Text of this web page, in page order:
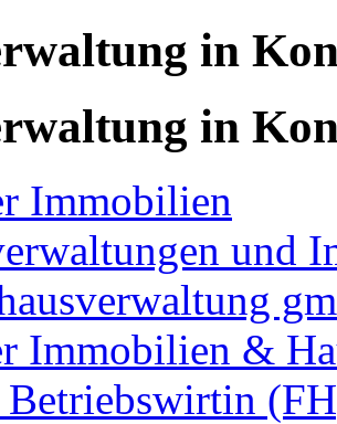
in
in
Immobilien
und
Immobilien &